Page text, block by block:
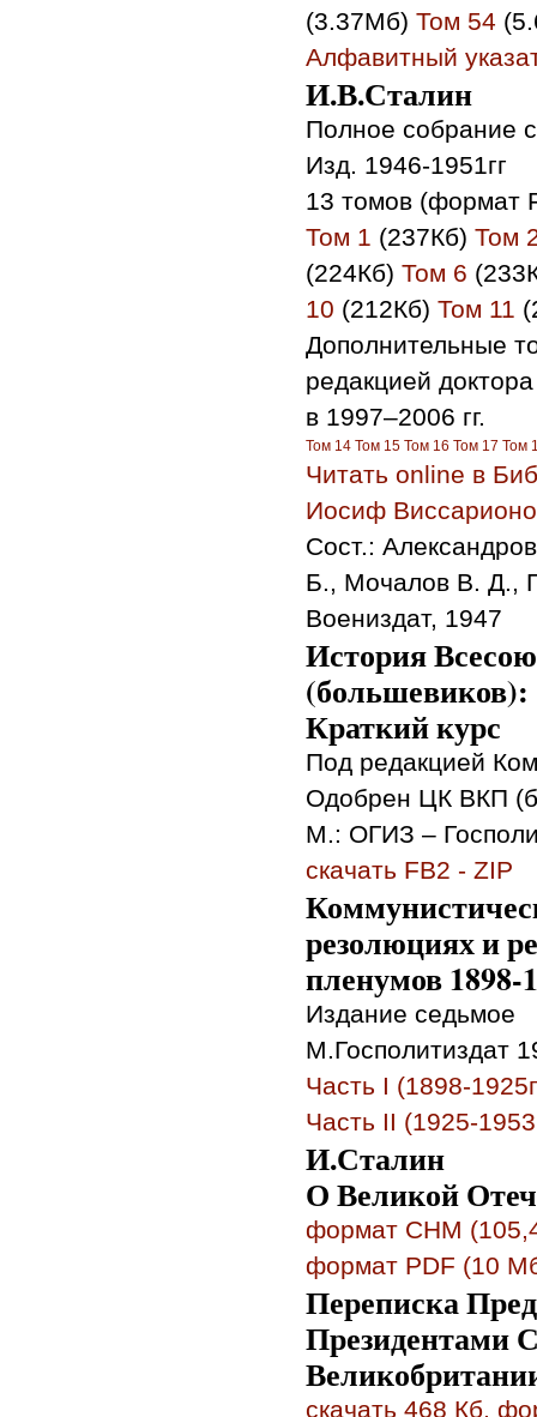
(3.37Мб) Том 54
Алфавитный
И.В.Сталин
Полное собрание
Изд. 1946-1951гг
13 томов (формат
Том 1 (237Кб) Том
(224Кб) Том 6
10 (212Кб) Том 11
Дополнительные
редакцией
в 1997–2006 гг.
Том 14 Том 15 Том 16 Том 17 Том
Читать online в
Иосиф
Сост.:
Б., Мочалов В. Д.,
Воениздат, 1947
История
(большевиков):
Краткий курс
Под редакцией
Одобрен ЦК ВКП
М.: ОГИЗ –
скачать FB2 - ZIP
резолюциях и
пленумов 1898-
Издание седьмое
М.Госполитиздат
Часть I (1898-
Часть II (1925-
И.Сталин
О Великой
формат CHM
формат PDF (10
Переписка
Президентами
скачать 468 Кб,